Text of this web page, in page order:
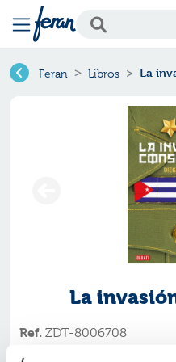
Feran Libros La
La
Ref. ZDT-8006708